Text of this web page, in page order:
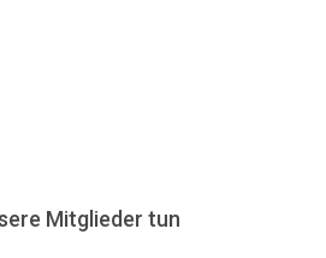
Mitglieder tun